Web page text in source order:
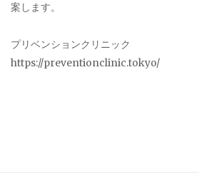
案します。
プリベンションクリニック
https://preventionclinic.tokyo/